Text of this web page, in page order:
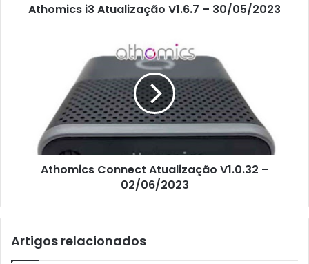
Athomics i3 Atualização V1.6.7 – 30/05/2023
Athomics Connect Atualização V1.0.32 –
02/06/2023
Artigos relacionados